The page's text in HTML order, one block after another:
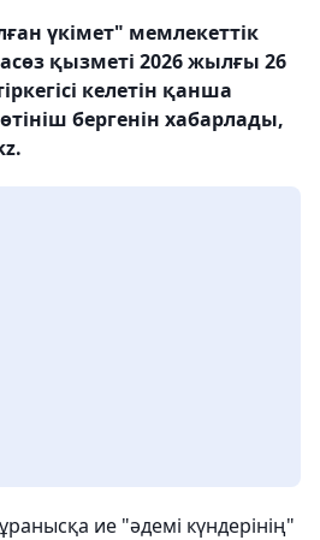
үкімет" мемлекеттік
қызметі 2026 жылғы 26
келетін қанша
бергенін хабарлады,
ие "әдемі күндерінің"